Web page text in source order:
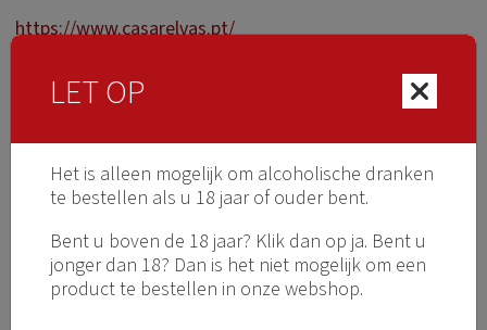
LET OP
Het is alleen mogelijk om alcoholische dranken
te bestellen als u 18 jaar of ouder bent.
Bent u boven de 18 jaar? Klik dan op ja. Bent u
jonger dan 18? Dan is het niet mogelijk om een
product te bestellen in onze webshop.
https://www.casarelvas.pt/